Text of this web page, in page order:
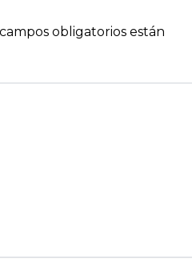
obligatorios están